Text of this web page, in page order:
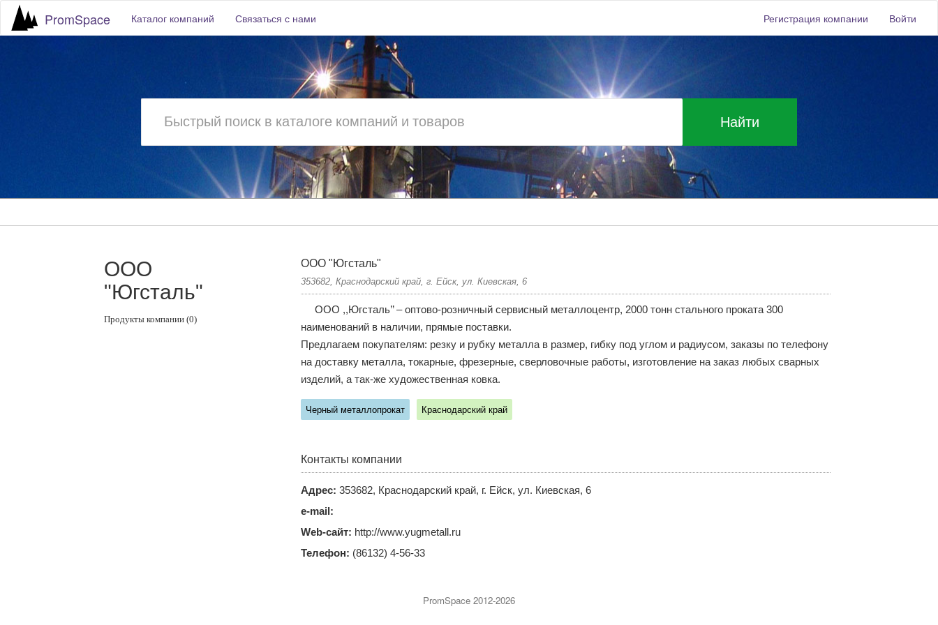
PromSpace Каталог компаний Связаться с нами Регистрация компании Войти
Найти
ООО
"Югсталь"
Продукты компании (0)
ООО "Югсталь"
353682, Краснодарский край, г. Ейск, ул. Киевская, 6
ООО ,,Югсталь’’ – оптово-розничный сервисный металлоцентр, 2000 тонн стального проката 300
наименований в наличии, прямые поставки.
Предлагаем покупателям: резку и рубку металла в размер, гибку под углом и радиусом, заказы по телефону
на доставку металла, токарные, фрезерные, сверловочные работы, изготовление на заказ любых сварных
изделий, а так-же художественная ковка.
Черный металлопрокат Краснодарский край
Контакты компании
Адрес: 353682, Краснодарский край, г. Ейск, ул. Киевская, 6
e-mail:
Web-сайт: http://www.yugmetall.ru
Телефон: (86132) 4-56-33
PromSpace 2012-2026